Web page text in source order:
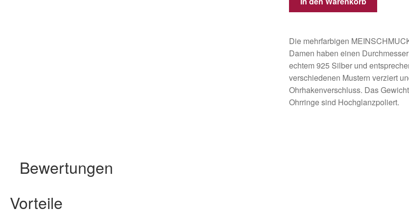
Die mehrfarbigen
Damen haben einen
echtem 925 Silber und
verschiedenen Mustern verziert
Ohrhakenverschluss. Das
Ohrringe sind Hochglanzpoliert.
Bewertungen
Vorteile